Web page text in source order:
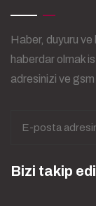
Haber, duyuru ve
haberdar olmak
adresinizi ve gsm
Bizi takip